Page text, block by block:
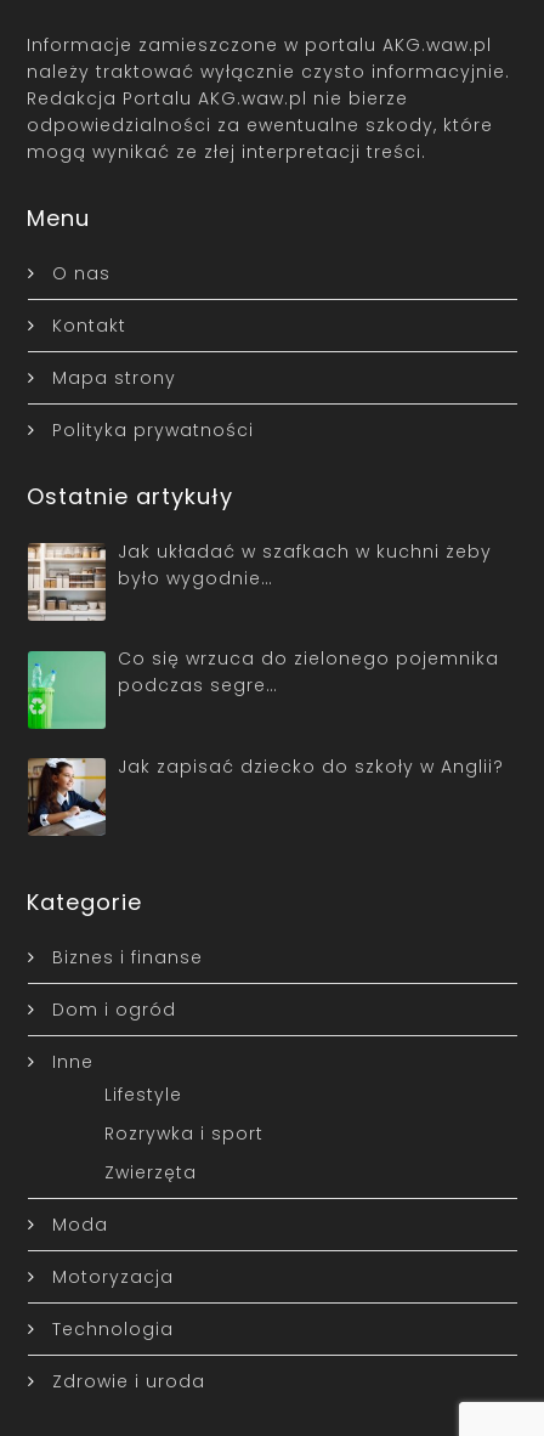
Informacje zamieszczone w portalu AKG.waw.pl
należy traktować wyłącznie czysto informacyjnie.
Redakcja Portalu AKG.waw.pl nie bierze
odpowiedzialności za ewentualne szkody, które
mogą wynikać ze złej interpretacji treści.
Menu
O nas
Kontakt
Mapa strony
Polityka prywatności
Ostatnie artykuły
Jak układać w szafkach w kuchni żeby
było wygodnie…
Co się wrzuca do zielonego pojemnika
podczas segre…
Jak zapisać dziecko do szkoły w Anglii?
Kategorie
Biznes i finanse
Dom i ogród
Inne
Lifestyle
Rozrywka i sport
Zwierzęta
Moda
Motoryzacja
Technologia
Zdrowie i uroda